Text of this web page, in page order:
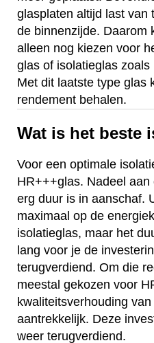
glasplaten altijd last van
de binnenzijde. Daarom
alleen nog kiezen voor
glas of isolatieglas
Met dit laatste type glas
rendement behalen.
Wat is het beste
Voor een optimale
HR+++glas. Nadeel
erg duur is in aanschaf.
maximaal op de
isolatieglas, maar het
lang voor je de
terugverdiend. Om die
meestal gekozen voor
kwaliteitsverhouding
aantrekkelijk. Deze
weer terugverdiend.